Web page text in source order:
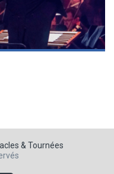
& Tournées